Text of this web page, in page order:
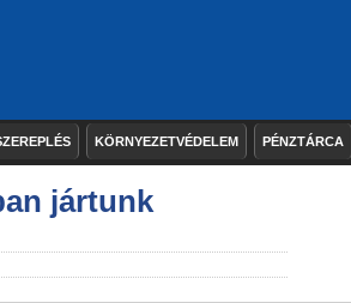
KÖRNYEZETVÉDELEM PÉNZTÁRCA
jártunk